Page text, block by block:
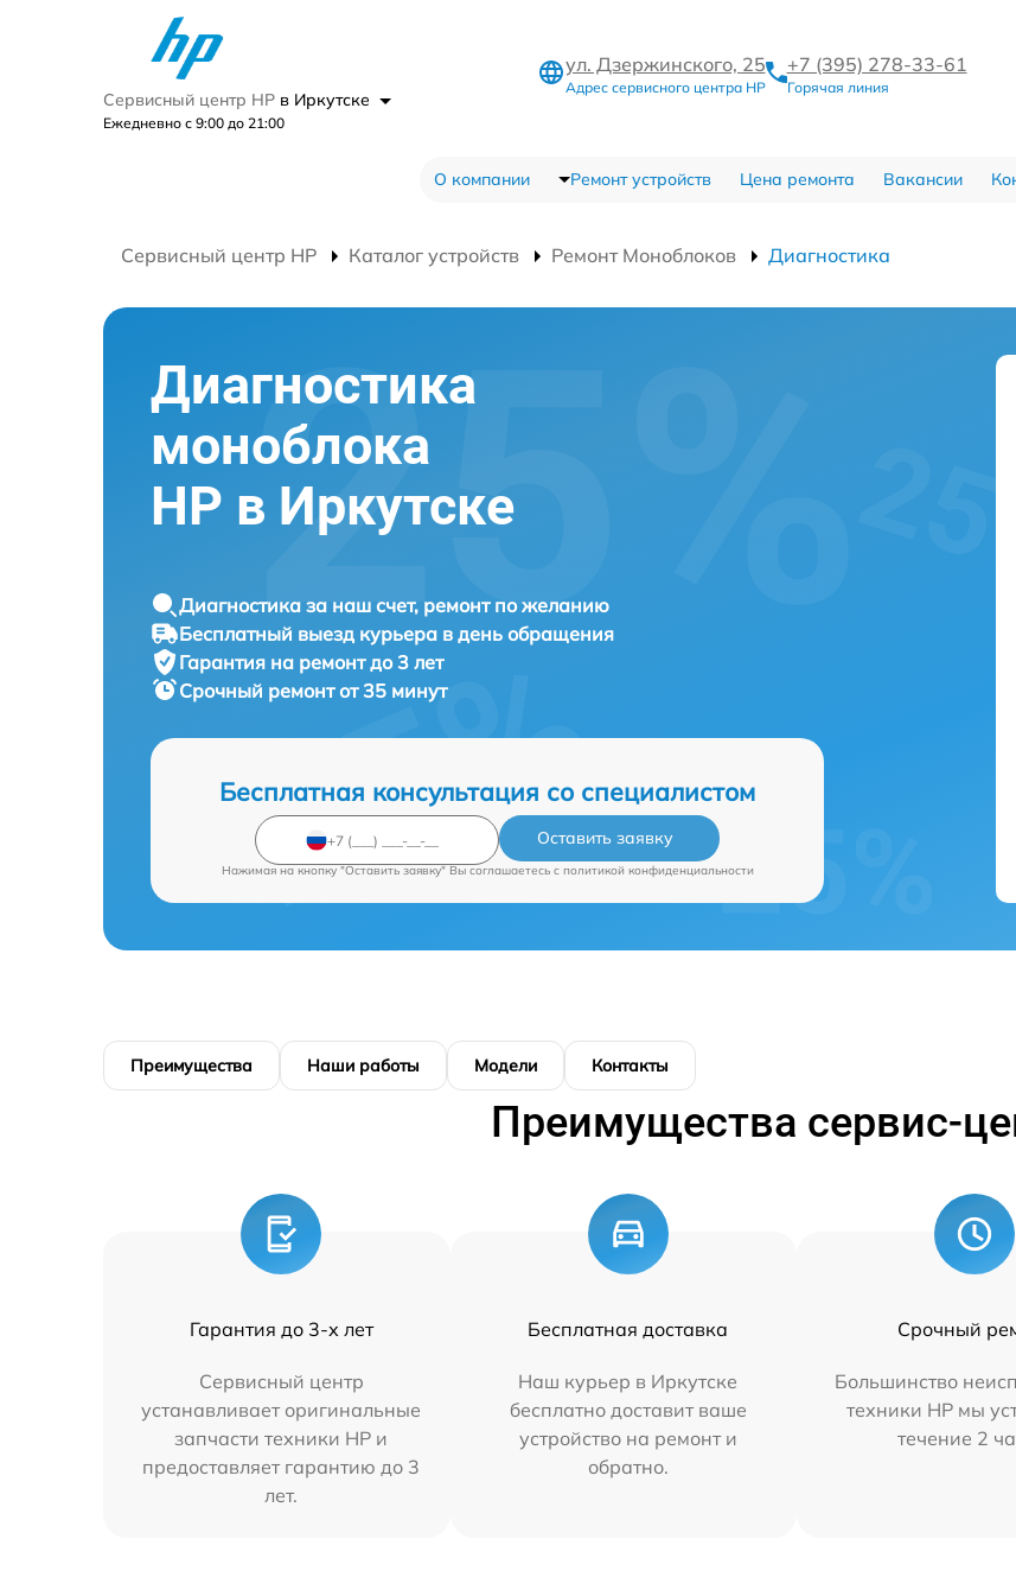
Сервисный центр HP в Иркутске
Ежедневно с 9:00 до 21:00
ул. Дзержинского, 25
Адрес сервисного центра HP
+7 (395) 278-33-61
Горячая линия
О компании Ремонт устройств Цена ремонта Вакансии
Сервисный центр HP Каталог устройств Ремонт Моноблоков Диагностика
Диагностика
моноблока
HP в Иркутске
Диагностика за наш счет, ремонт по желанию
Бесплатный выезд курьера в день обращения
Гарантия на ремонт до 3 лет
Срочный ремонт от 35 минут
Бесплатная консультация со специалистом
Оставить заявку
Нажимая на кнопку "Оставить заявку" Вы соглашаетесь c политикой конфиденциальности
Преимущества Наши работы Модели Контакты
Преимущества сервис-
Гарантия до 3-х лет
Сервисный центр
устанавливает оригинальные
запчасти техники HP и
предоставляет гарантию до 3
лет.
Бесплатная доставка
Наш курьер в Иркутске
бесплатно доставит ваше
устройство на ремонт и
обратно.
Срочный
Большинство
техники HP мы
течение 2